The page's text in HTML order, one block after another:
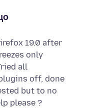
19.0 after
only
all
off, done
but to no
please ?